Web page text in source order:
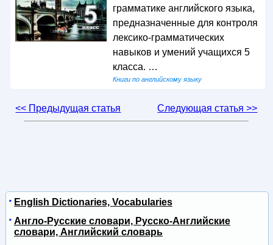
грамматике английского языка,
предназначенные для контроля
лексико-грамматических
навыков и умений учащихся 5
класса. …
Книги по английскому языку
<< Предыдущая статья Следующая статья >>
English Dictionaries, Vocabularies
Англо-Русские словари, Русско-Английские
словари, Английский словарь